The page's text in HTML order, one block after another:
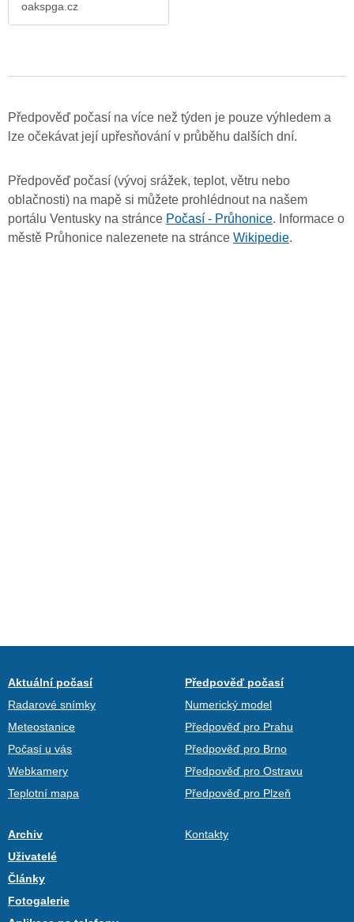
oakspga.cz
Předpověď počasí na více než týden je pouze výhledem a
lze očekávat její upřesňování v průběhu dalších dní.
Předpověď počasí (vývoj srážek, teplot, větru nebo
oblačnosti) na mapě si můžete prohlédnout na našem
portálu Ventusky na stránce Počasí - Průhonice. Informace o
městě Průhonice nalezenete na stránce Wikipedie.
Aktuální počasí
Radarové snímky
Meteostanice
Počasí u vás
Webkamery
Teplotní mapa
Předpověď počasí
Numerický model
Předpověď pro Prahu
Předpověď pro Brno
Předpověď pro Ostravu
Předpověď pro Plzeň
Archiv
Uživatelé
Články
Fotogalerie
Kontakty